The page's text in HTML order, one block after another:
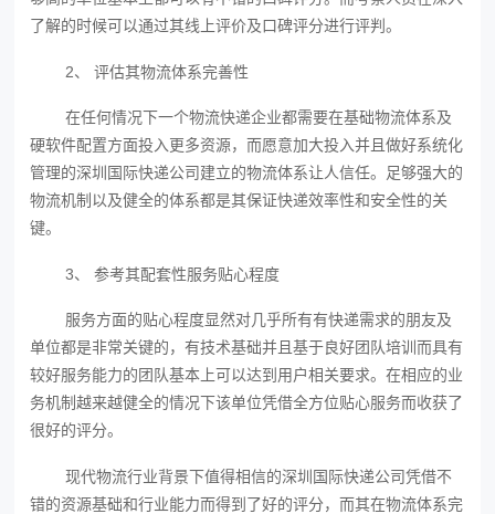
了解的时候可以通过其线上评价及口碑评分进行评判。
2、 评估其物流体系完善性
在任何情况下一个物流快递企业都需要在基础物流体系及
硬软件配置方面投入更多资源，而愿意加大投入并且做好系统化
管理的深圳国际快递公司建立的物流体系让人信任。足够强大的
物流机制以及健全的体系都是其保证快递效率性和安全性的关
键。
3、 参考其配套性服务贴心程度
服务方面的贴心程度显然对几乎所有有快递需求的朋友及
单位都是非常关键的，有技术基础并且基于良好团队培训而具有
较好服务能力的团队基本上可以达到用户相关要求。在相应的业
务机制越来越健全的情况下该单位凭借全方位贴心服务而收获了
很好的评分。
现代物流行业背景下值得相信的深圳国际快递公司凭借不
错的资源基础和行业能力而得到了好的评分，而其在物流体系完